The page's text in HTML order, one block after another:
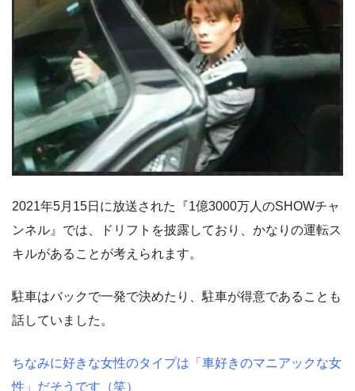
2021年5月15日に放送された『1億3000万人のSHOWチャ
ンネル』では、ドリフトを披露しており、かなりの運転ス
キルがあることが考えられます。
駐車はバックで一発で決めたり、駐車が得意であることも
話していました。
ちなみに好きな女性のタイプは「車好きのマニアックな女
性」だそうです（笑）